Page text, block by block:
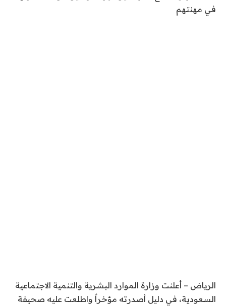
الرياض – أعلنت وزارة الموارد البشرية والتنمية الاجتماعية
السعودية، في دليل أصدرته مؤخراً واطلعت عليه صحيفة